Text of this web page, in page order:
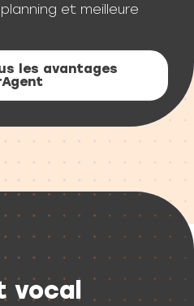
et meilleure
les avantages
vocal